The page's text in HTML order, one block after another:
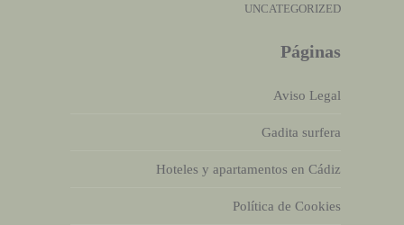
UNCATEGORIZED
Páginas
Aviso Legal
Gadita surfera
Hoteles y apartamentos en Cádiz
Política de Cookies